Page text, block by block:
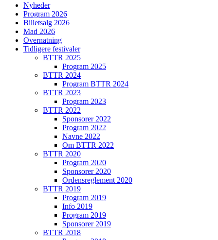
BTTR 2022
Sponsorer 2022
Program 2022
Navne 2022
Om BTTR 2022
BTTR 2020
Program 2020
Sponsorer 2020
Ordensreglement 2020
BTTR 2019
Nyheder
Program 2026
Billetsalg 2026
Mad 2026
Overnatning
Tidligere festivaler
BTTR 2025
Program 2025
BTTR 2024
Program BTTR 2024
BTTR 2023
Program 2023
BTTR 2022
Sponsorer 2022
Program 2022
Navne 2022
Om BTTR 2022
BTTR 2020
Program 2020
Sponsorer 2020
Ordensreglement 2020
BTTR 2019
Program 2019
Info 2019
Program 2019
Sponsorer 2019
BTTR 2018